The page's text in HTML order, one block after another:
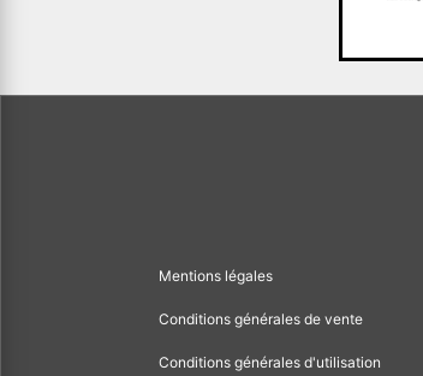
Mentions légales
Conditions générales de vente
Conditions générales d'utilisation